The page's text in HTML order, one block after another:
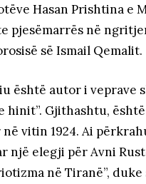
Hasan Prishtina e
pjesëmarrës në
së Ismail Qemalit.
është autor i veprave
hinit”. Gjithashtu,
në vitin 1924. Ai
një elegji për Avni
në Tiranë”,